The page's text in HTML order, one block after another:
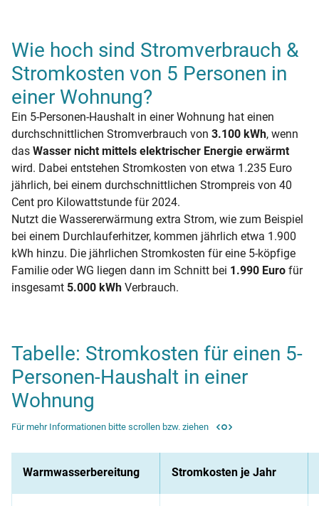
Wie hoch sind Stromverbrauch &
Stromkosten von 5 Personen in
einer Wohnung?
Ein 5-Personen-Haushalt in einer Wohnung hat einen
durchschnittlichen Stromverbrauch von 3.100 kWh, wenn
das Wasser nicht mittels elektrischer Energie erwärmt
wird. Dabei entstehen Stromkosten von etwa 1.235 Euro
jährlich, bei einem durchschnittlichen Strompreis von 40
Cent pro Kilowattstunde für 2024.
Nutzt die Wassererwärmung extra Strom, wie zum Beispiel
bei einem Durchlauferhitzer, kommen jährlich etwa 1.900
kWh hinzu. Die jährlichen Stromkosten für eine 5-köpfige
Familie oder WG liegen dann im Schnitt bei 1.990 Euro für
insgesamt 5.000 kWh Verbrauch.
Tabelle: Stromkosten für einen 5-
Personen-Haushalt in einer
Wohnung
Für mehr Informationen bitte scrollen bzw. ziehen
Warmwasserbereitung Stromkosten je Jahr